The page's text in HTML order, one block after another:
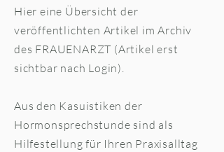
Hier eine Übersicht der
veröffentlichten Artikel im Archiv
des FRAUENARZT ​(Artikel erst
sichtbar nach Login).
Aus den Kasuistiken der
Hormonsprechstunde sind als
Hilfestellung für Ihren Praxisalltag